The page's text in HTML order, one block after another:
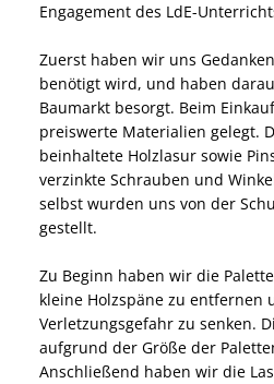
Engagement des LdE-
Zuerst haben wir uns
benötigt wird, und haben
Baumarkt besorgt. Beim
preiswerte Materialien gelegt.
beinhaltete Holzlasur sowie
verzinkte Schrauben und
selbst wurden uns von der
gestellt.
Zu Beginn haben wir die
kleine Holzspäne zu entfernen
Verletzungsgefahr zu senken.
aufgrund der Größe der
Anschließend haben wir die